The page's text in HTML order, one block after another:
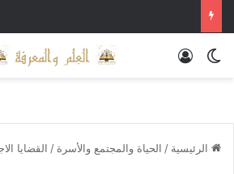
الوضع المظلمتسجيل الدخول
الرئيسية / الحياة والمجتمع والأسرة / القضايا